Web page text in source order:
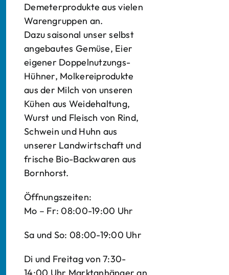
Demeterprodukte aus vielen
Warengruppen an.
Dazu saisonal unser selbst
angebautes Gemüse, Eier
eigener Doppelnutzungs-
Hühner, Molkereiprodukte
aus der Milch von unseren
Kühen aus Weidehaltung,
Wurst und Fleisch von Rind,
Schwein und Huhn aus
unserer Landwirtschaft und
frische Bio-Backwaren aus
Bornhorst.
Öffnungszeiten:
Mo – Fr: 08:00-19:00 Uhr
Sa und So: 08:00-19:00 Uhr
Di und Freitag von 7:30-